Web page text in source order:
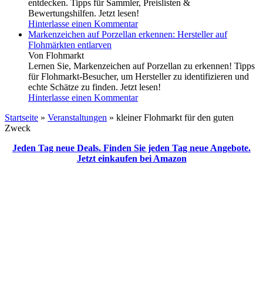
entdecken. Tipps für Sammler, Preislisten &
Bewertungshilfen. Jetzt lesen!
Hinterlasse einen Kommentar
Markenzeichen auf Porzellan erkennen: Hersteller auf
Flohmärkten entlarven
Von Flohmarkt
Lernen Sie, Markenzeichen auf Porzellan zu erkennen! Tipps
für Flohmarkt-Besucher, um Hersteller zu identifizieren und
echte Schätze zu finden. Jetzt lesen!
Hinterlasse einen Kommentar
Startseite » Veranstaltungen » kleiner Flohmarkt für den guten
Zweck
Jeden Tag neue Deals. Finden Sie jeden Tag neue Angebote.
Jetzt einkaufen bei Amazon